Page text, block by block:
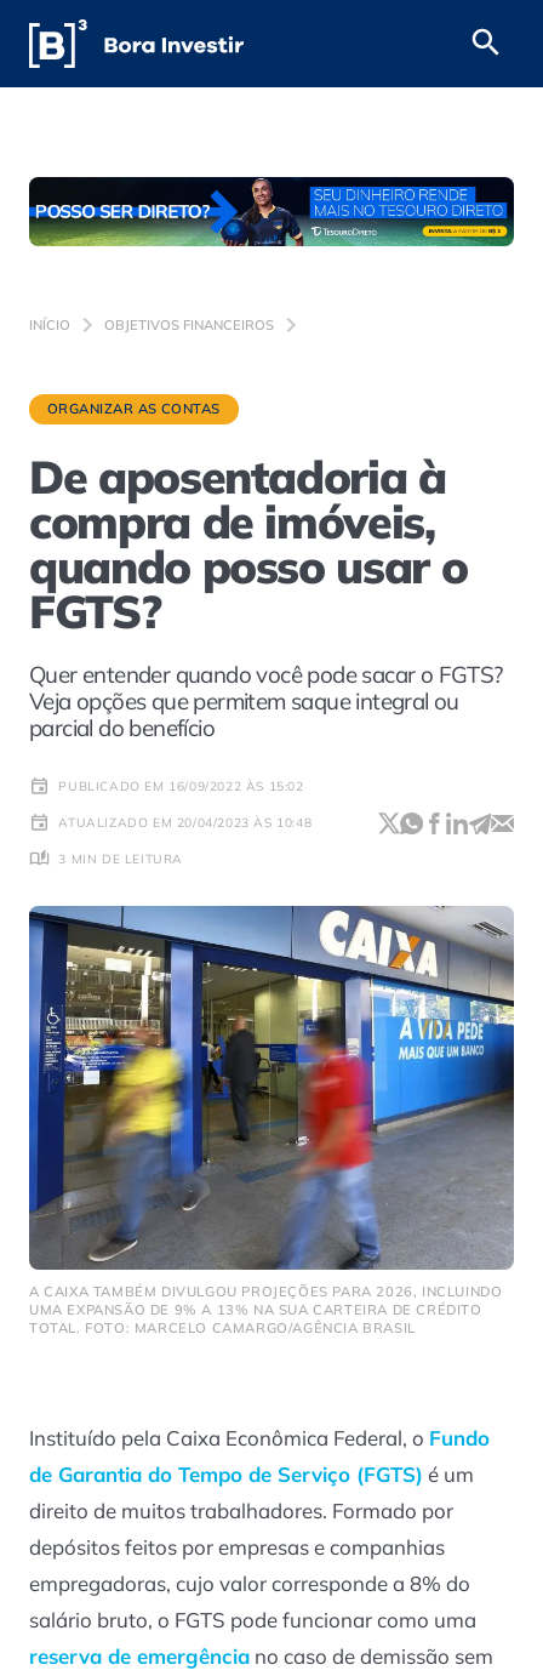
INÍCIO OBJETIVOS FINANCEIROS
ORGANIZAR AS CONTAS
De aposentadoria à
compra de imóveis,
quando posso usar o
FGTS?
Quer entender quando você pode sacar o FGTS?
Veja opções que permitem saque integral ou
parcial do benefício
PUBLICADO EM 16/09/2022 ÀS 15:02
ATUALIZADO EM 20/04/2023 ÀS 10:48
3 MIN DE LEITURA
A CAIXA TAMBÉM DIVULGOU PROJEÇÕES PARA 2026, INCLUINDO
UMA EXPANSÃO DE 9% A 13% NA SUA CARTEIRA DE CRÉDITO
TOTAL. FOTO: MARCELO CAMARGO/AGÊNCIA BRASIL
Instituído pela Caixa Econômica Federal, o Fundo
de Garantia do Tempo de Serviço (FGTS) é um
direito de muitos trabalhadores. Formado por
depósitos feitos por empresas e companhias
empregadoras, cujo valor corresponde a 8% do
salário bruto, o FGTS pode funcionar como uma
reserva de emergência no caso de demissão sem